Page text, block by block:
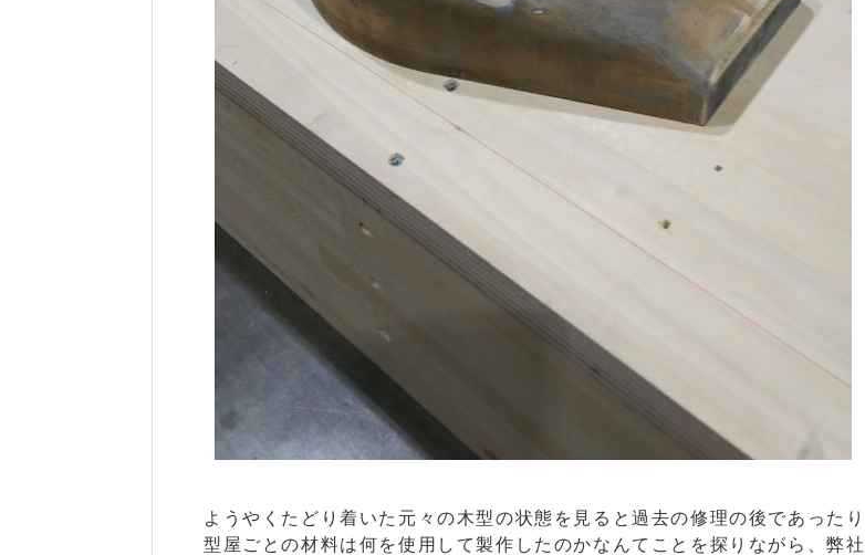
ようやくたどり着いた元々の木型の状態を見ると過去の修理の後であった
型屋ごとの材料は何を使用して製作したのかなんてことを探りながら、弊